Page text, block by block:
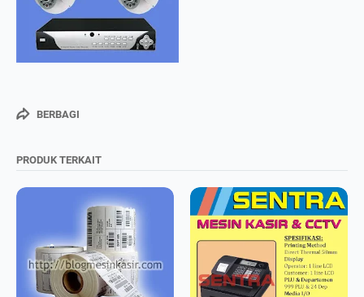
BERBAGI
PRODUK TERKAIT